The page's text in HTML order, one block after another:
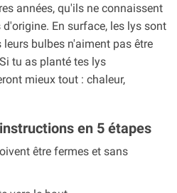
années, qu'ils ne connaissent
En surface, les lys sont
bulbes n'aiment pas être
tu as planté tes lys
mieux tout : chaleur,
en 5 étapes
être fermes et sans